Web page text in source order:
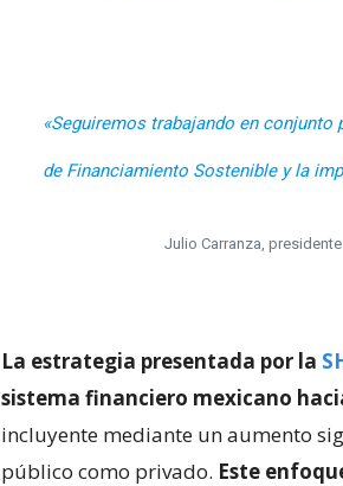
«Seguiremos trabajando en
de Financiamiento Sostenible y la
Julio Carranza,
La estrategia presentada por la
sistema financiero mexicano
incluyente mediante un aumento
público como privado. Este